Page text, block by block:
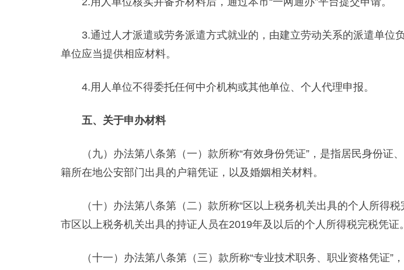
3.通过人才派遣或劳务派遣方式就业的，由建立劳动关系的派遣单位
单位应当提供相应材料。
4.用人单位不得委托任何中介机构或其他单位、个人代理申报。
五、关于申办材料
（九）办法第八条第（一）款所称“有效身份凭证”，是指居民身份证
籍所在地公安部门出具的户籍凭证，以及婚姻相关材料。
（十）办法第八条第（二）款所称“区以上税务机关出具的个人所得税
市区以上税务机关出具的持证人员在2019年及以后的个人所得税完税凭证。
（十一）办法第八条第（三）款所称“专业技术职务、职业资格凭证”